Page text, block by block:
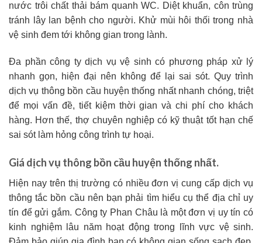
nước trôi chất thải bám quanh WC. Diệt khuẩn, côn trùng
tránh lây lan bệnh cho người. Khử mùi hôi thối trong nhà
vệ sinh đem tới không gian trong lành.
Đa phần công ty dịch vụ vệ sinh có phương pháp xử lý
nhanh gọn, hiện đại nên không để lại sai sót. Quy trình
dịch vụ thông bồn cầu huyện thống nhất nhanh chóng, triệt
để mọi vấn đề, tiết kiệm thời gian và chi phí cho khách
hàng. Hơn thế, thợ chuyên nghiệp có kỹ thuật tốt hạn chế
sai sót làm hỏng công trình tự hoại.
Giá dịch vụ thông bồn cầu huyện thống nhất.
Hiện nay trên thị trường có nhiều đơn vị cung cấp dịch vụ
thông tắc bồn cầu nên bạn phải tìm hiểu cụ thể địa chỉ uy
tín để gửi gắm. Công ty Phan Châu là một đơn vị uy tín có
kinh nghiệm lâu năm hoạt động trong lĩnh vực vệ sinh.